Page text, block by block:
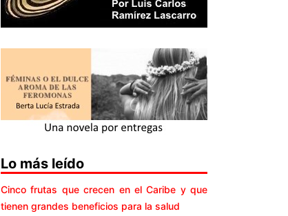
Lo más leído
Cinco frutas que crecen en el Caribe y que
tienen grandes beneficios para la salud